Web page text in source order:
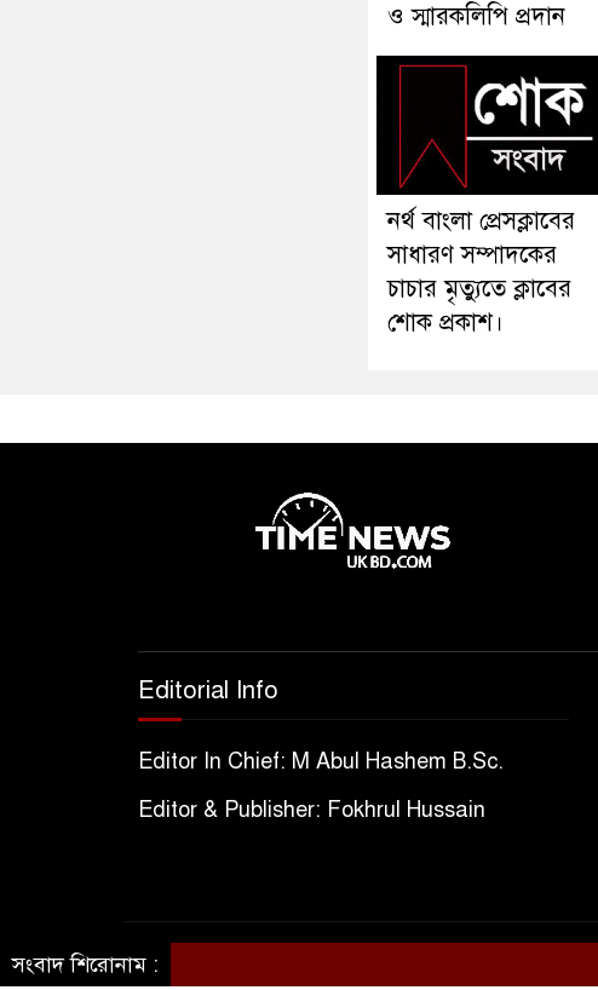
ও স্মারকলিপি প্রদান
নর্থ বাংলা প্রেসক্লাবের
সাধারণ সম্পাদকের
চাচার মৃত্যুতে ক্লাবের
শোক প্রকাশ।
Editorial Info
Editor In Chief: M Abul Hashem B.Sc.
Editor & Publisher: Fokhrul Hussain
© All rights reserved © TimeNewsukbd
সংবাদ শিরোনাম :